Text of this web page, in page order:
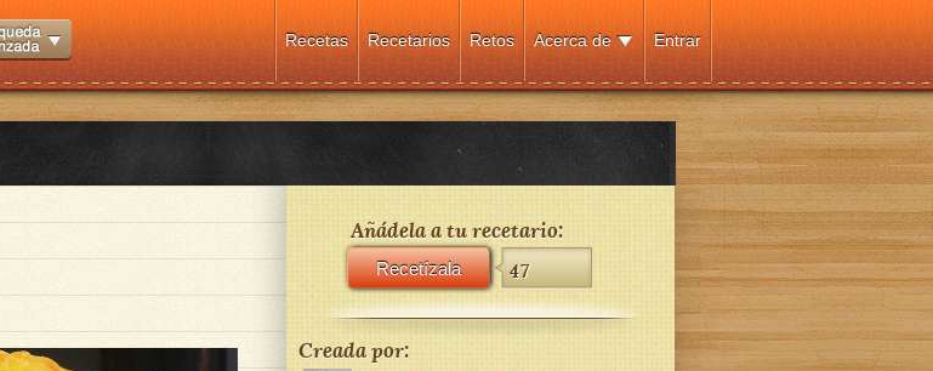
Entrar
Acerca de
Retos
Recetarios
Recetas
Añádela a tu recetario:
Recetízala 47
Creada por: